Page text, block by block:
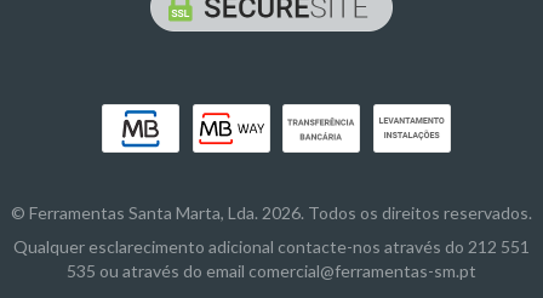
© Ferramentas Santa Marta, Lda. 2026. Todos os direitos reservados.
Qualquer esclarecimento adicional contacte-nos através do 212 551
535 ou através do email comercial@ferramentas-sm.pt